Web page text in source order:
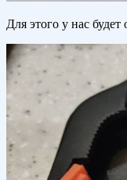
Для этого у нас